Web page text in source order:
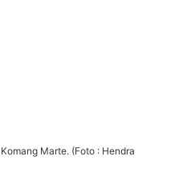
Marte. (Foto : Hendra